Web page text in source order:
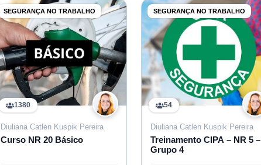
SEGURANÇA NO TRABALHO
1380
Diuliana Catlen Kuspik Pereira
Curso NR 20 Básico
SEGURANÇA NO TRABALHO
54
Diuliana Catlen Kuspik Pereira
Treinamento CIPA – NR 5 –
Grupo 4